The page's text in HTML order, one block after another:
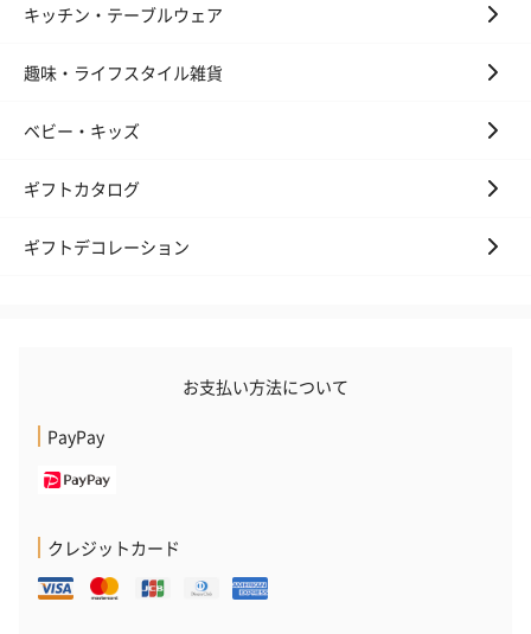
プレミアムビール イネ
ジョニ－ウ
お酒にぴったりのおつまみ・サプリを同梱してお届けいたしま
のオイル漬（981円）
キッチン・テーブルウェア
趣味・ライフスタイル雑貨
ベビー・キッズ
ギフトカタログ
ギフトデコレーション
お支払い方法について
PayPay
クレジットカード